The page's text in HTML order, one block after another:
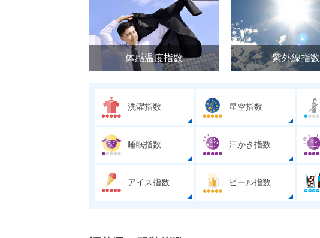
体感温度指数 紫外線指数
洗濯指数 星空指数
睡眠指数 汗かき指数
アイス指数 ビール指数